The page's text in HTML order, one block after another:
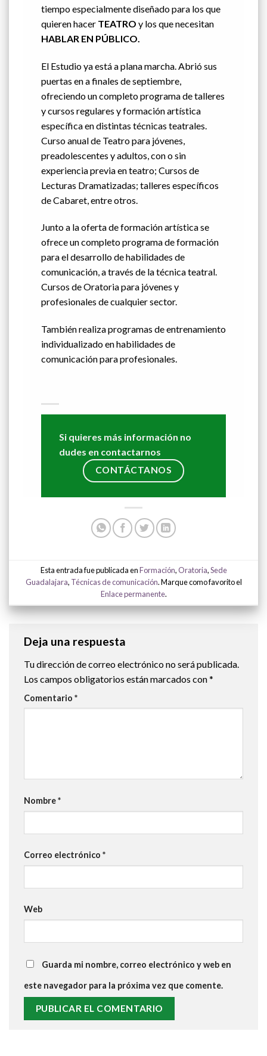
tiempo especialmente diseñado para los que
quieren hacer TEATRO y los que necesitan
HABLAR EN PÚBLICO.
El Estudio ya está a plana marcha. Abrió sus
puertas en a finales de septiembre,
ofreciendo un completo programa de talleres
y cursos regulares y formación artística
específica en distintas técnicas teatrales.
Curso anual de Teatro para jóvenes,
preadolescentes y adultos, con o sin
experiencia previa en teatro; Cursos de
Lecturas Dramatizadas; talleres específicos
de Cabaret, entre otros.
Junto a la oferta de formación artística se
ofrece un completo programa de formación
para el desarrollo de habilidades de
comunicación, a través de la técnica teatral.
Cursos de Oratoria para jóvenes y
profesionales de cualquier sector.
También realiza programas de entrenamiento
individualizado en habilidades de
comunicación para profesionales.
Si quieres más información no
dudes en contactarnos
CONTÁCTANOS
Esta entrada fue publicada enFormación,Oratoria,Sede
Guadalajara, Técnicas de comunicación. Marque como favorito el
Enlace permanente.
Deja una respuesta
Tu dirección de correo electrónico no será publicada.
Los campos obligatorios están marcados con*
Comentario *
Nombre*
Correo electrónico *
Web
Guarda mi nombre, correo electrónico y web en
este navegador para la próxima vez que comente.